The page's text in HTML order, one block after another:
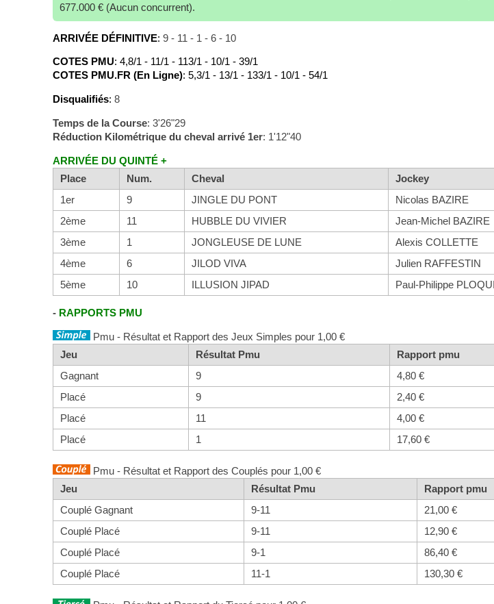
677.000 € (Aucun concurrent).
ARRIVÉE DÉFINITIVE: 9 - 11 - 1 - 6 - 10
COTES PMU: 4,8/1 - 11/1 - 113/1 - 10/1 - 39/1
COTES PMU.FR (En Ligne): 5,3/1 - 13/1 - 133/1 - 10/1 - 54/1
Disqualifiés: 8
Temps de la Course: 3'26"29
Réduction Kilométrique du cheval arrivé 1er: 1'12"40
ARRIVÉE DU QUINTÉ +
Place
Num. Cheval
Jockey
1er
9 JINGLE DU PONT
Nicolas BAZIRE
2ème
11 HUBBLE DU VIVIER
Jean-Michel BAZIRE
3ème
1 JONGLEUSE DE LUNE
Alexis COLLETTE
4ème
6 JILOD VIVA
Julien RAFFESTIN
5ème
10 ILLUSION JIPAD Paul-Philippe
- RAPPORTS PMU
Pmu - Résultat et Rapport des Jeux Simples pour 1,00 €
Jeu
Résultat Pmu
Rapport pmu
Gagnant
9
4,80 €
Placé
9
2,40 €
Placé
11
4,00 €
Placé
1 17,60 €
Pmu - Résultat et Rapport des Couplés pour 1,00 €
Jeu
Résultat Pmu
Rapport pmu
Couplé Gagnant
9-11
21,00 €
Couplé Placé
9-11
12,90 €
Couplé Placé
9-1
86,40 €
Couplé Placé
11-1 130,30 €